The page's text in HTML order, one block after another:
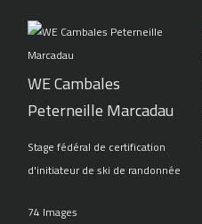
WE Cambales
Peterneille Marcadau
Stage fédéral de certification
d'initiateur de ski de randonnée
74 Images